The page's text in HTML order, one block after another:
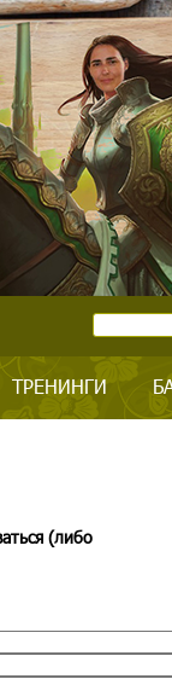
ТРЕНИНГИ
(либо